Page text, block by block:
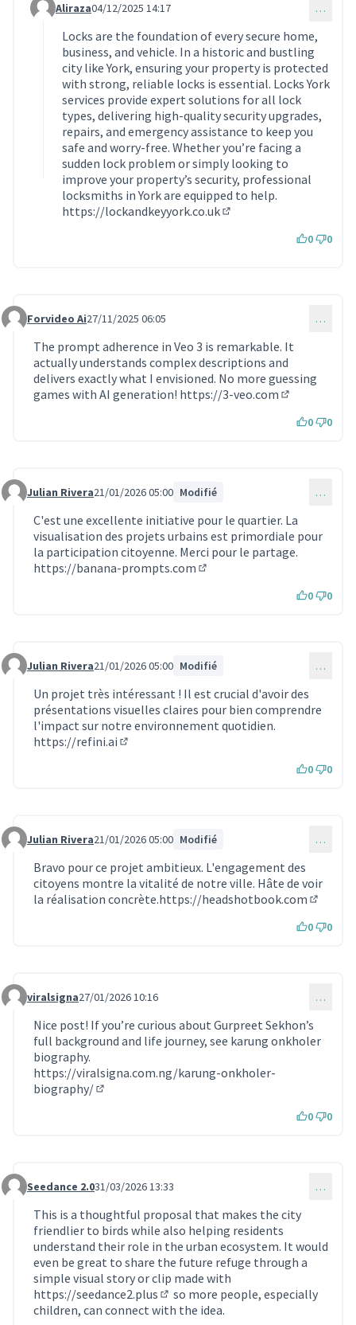
Commentaire 2003 (réponse au commentaire 1989)
Aliraza04/12/2025 14:17 …
Locks are the foundation of every secure home,
business, and vehicle. In a historic and bustling
city like York, ensuring your property is protected
with strong, reliable locks is essential. Locks York
services provide expert solutions for all lock
types, delivering high-quality security upgrades,
repairs, and emergency assistance to keep you
safe and worry-free. Whether you’re facing a
sudden lock problem or simply looking to
improve your property’s security, professional
locksmiths in York are equipped to help.
https://lockandkeyyork.co.uk
0 0
Commentaire 1990
Forvideo Ai27/11/2025 06:05 …
The prompt adherence in Veo 3 is remarkable. It
actually understands complex descriptions and
delivers exactly what I envisioned. No more guessing
games with AI generation! https://3-veo.com
0 0
Commentaire 2101
Julian Rivera21/01/2026 05:00 Modifié …
C'est une excellente initiative pour le quartier. La
visualisation des projets urbains est primordiale pour
la participation citoyenne. Merci pour le partage.
https://banana-prompts.com
0 0
Commentaire 2102
Julian Rivera21/01/2026 05:00 Modifié …
Un projet très intéressant ! Il est crucial d'avoir des
présentations visuelles claires pour bien comprendre
l'impact sur notre environnement quotidien.
https://refini.ai
0 0
Commentaire 2103
Julian Rivera21/01/2026 05:00 Modifié …
Bravo pour ce projet ambitieux. L'engagement des
citoyens montre la vitalité de notre ville. Hâte de voir
la réalisation concrète.https://headshotbook.com
0 0
Commentaire 2110
viralsigna27/01/2026 10:16 …
Nice post! If you’re curious about Gurpreet Sekhon’s
full background and life journey, see karung onkholer
biography.
https://viralsigna.com.ng/karung-onkholer-
biography/
0 0
Commentaire 2225
Seedance 2.031/03/2026 13:33 …
This is a thoughtful proposal that makes the city
friendlier to birds while also helping residents
understand their role in the urban ecosystem. It would
even be great to share the future refuge through a
simple visual story or clip made with
https://seedance2.plus
(Lien externe)
so more people, especially
children, can connect with the idea.